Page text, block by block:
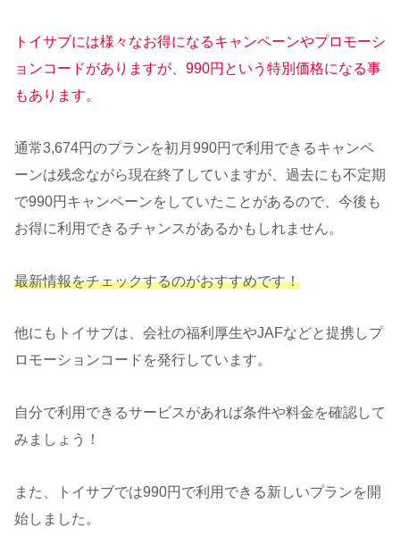
トイサブには様々なお得になるキャンペーンやプロモーシ
ョンコードがありますが、990円という特別価格になる事
もあります。
通常3,674円のプランを初月990円で利用できるキャンペ
ーンは残念ながら現在終了していますが、過去にも不定期
で990円キャンペーンをしていたことがあるので、今後も
お得に利用できるチャンスがあるかもしれません。
最新情報をチェックするのがおすすめです！
他にもトイサブは、会社の福利厚生やJAFなどと提携しプ
ロモーションコードを発行しています。
自分で利用できるサービスがあれば条件や料金を確認して
みましょう！
また、トイサブでは990円で利用できる新しいプランを開
始しました。